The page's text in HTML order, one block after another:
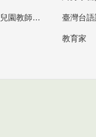
教育部高中等以下學校及幼兒園教師資格檢定考試 臺灣台
教育家